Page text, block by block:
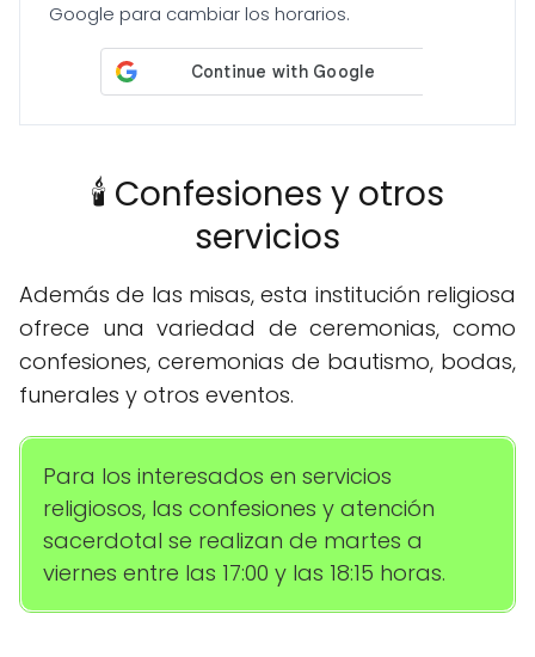
Google para cambiar los horarios.
🕯️ Confesiones y otros
servicios
Además de las misas, esta institución religiosa
ofrece una variedad de ceremonias, como
confesiones, ceremonias de bautismo, bodas,
funerales y otros eventos.
Para los interesados en servicios
religiosos, las confesiones y atención
sacerdotal se realizan de martes a
viernes entre las 17:00 y las 18:15 horas.